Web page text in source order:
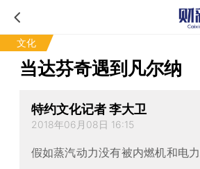
文化
当达芬奇遇到凡尔纳
特约文化记者 李大卫
2018年06月08日 16:15
假如蒸汽动力没有被内燃机和电